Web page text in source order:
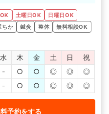
も豊富なうえに、保険会社との
ケアしていただき助かりました。
交通事故に対しての専門知識が
いいです。
1年以上経っても症状が改善され
なども、非常に悩まされまし
以外にも痛めていることもあ
こともかなりありました。
ところの方がいいと思います。
を選んだ方がいいです。
も評判確認すると確実です。
性にとってはうれしい点です。
土曜日OK
日曜日OK
ちか 鍼灸 整体
無料相談OK
水 木 金 土 日
祝
- ○ ○ ◎ ◎
◎
- ○ ○ ◎ ◎ ◎
予約をする